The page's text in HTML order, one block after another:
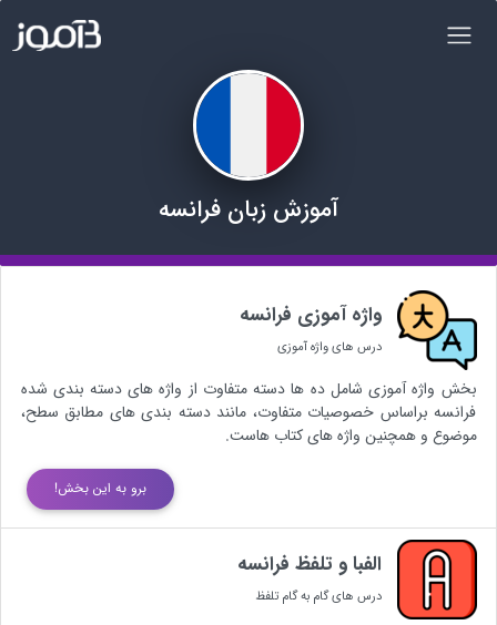
آموزش زبان فرانسه
واژه آموزی فرانسه
درس های واژه آموزی
بخش واژه آموزی شامل ده ها دسته متفاوت از واژه های دسته بندی شده
فرانسه براساس خصوصیات متفاوت، مانند دسته بندی های مطابق سطح،
موضوع و همچنین واژه های کتاب هاست.
برو به این بخش!
الفبا و تلفظ فرانسه
درس های گام به گام تلفظ